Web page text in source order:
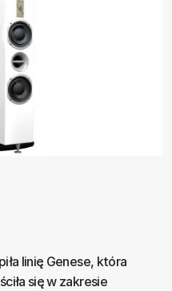
linię Genese, która
się w zakresie